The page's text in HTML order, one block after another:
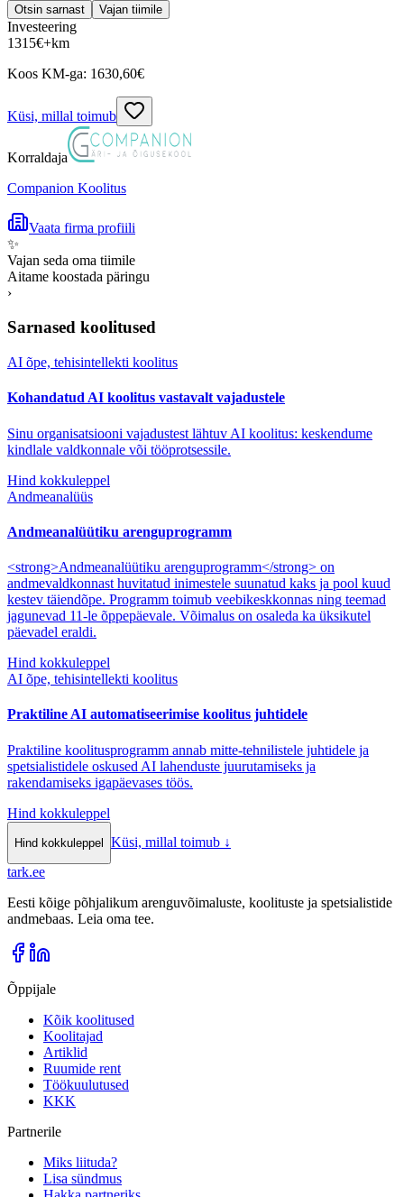
Otsin sarnast Vajan tiimile
Investeering
1315€+km
Koos KM-ga: 1630,60€
Küsi, millal toimub
Korraldaja
Companion Koolitus
Vaata firma profiili
✨
Vajan seda oma tiimile
Aitame koostada päringu
›
Sarnased koolitused
AI õpe, tehisintellekti koolitus
Kohandatud AI koolitus vastavalt vajadustele
Sinu organisatsiooni vajadustest lähtuv AI koolitus: keskendume
kindlale valdkonnale või tööprotsessile.
Hind kokkuleppel
Andmeanalüüs
Andmeanalüütiku arenguprogramm
<strong>Andmeanalüütiku arenguprogramm</strong> on
andmevaldkonnast huvitatud inimestele suunatud kaks ja pool kuud
kestev täiendõpe. Programm toimub veebikeskkonnas ning teemad
jagunevad 11-le õppepäevale. Võimalus on osaleda ka üksikutel
päevadel eraldi.
Hind kokkuleppel
AI õpe, tehisintellekti koolitus
Praktiline AI automatiseerimise koolitus juhtidele
Praktiline koolitusprogramm annab mitte-tehnilistele juhtidele ja
spetsialistidele oskused AI lahenduste juurutamiseks ja
rakendamiseks igapäevases töös.
Hind kokkuleppel
Hind kokkuleppel Küsi, millal toimub ↓
tark.ee
Eesti kõige põhjalikum arenguvõimaluste, koolituste ja spetsialistide
andmebaas. Leia oma tee.
Õppijale
Kõik koolitused
Koolitajad
Artiklid
Ruumide rent
Töökuulutused
KKK
Partnerile
Miks liituda?
Lisa sündmus